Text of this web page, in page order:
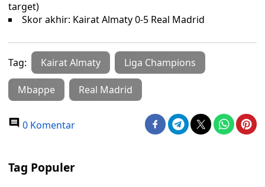
target)
Skor akhir: Kairat Almaty 0-5 Real Madrid
Tag: Kairat Almaty Liga Champions
Mbappe Real Madrid
0 Komentar
Tag Populer